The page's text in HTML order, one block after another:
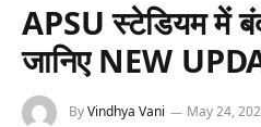
APSU स्टेडियम में
जानिए NEW
ByVindhya Vani May 24,